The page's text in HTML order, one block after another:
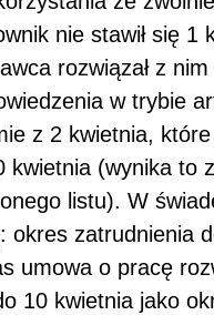
nie stawił się 1
rozwiązał z
w trybie
z 2 kwietnia, które
kwietnia (wynika to
listu). W
okres zatrudnienia
umowa o pracę
10 kwietnia jako